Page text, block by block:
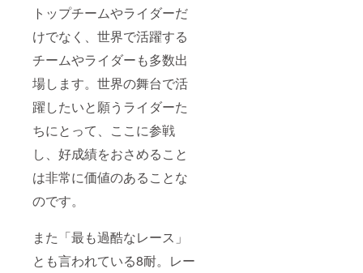
トップチームやライダーだ
けでなく、世界で活躍する
チームやライダーも多数出
場します。世界の舞台で活
躍したいと願うライダーた
ちにとって、ここに参戦
し、好成績をおさめること
は非常に価値のあることな
のです。
また「最も過酷なレース」
とも言われている8耐。レー